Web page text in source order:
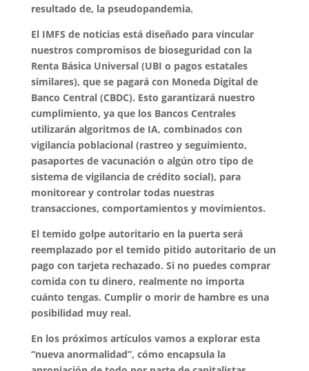
resultado de, la pseudopandemia.
El IMFS de noticias está diseñado para vincular
nuestros compromisos de bioseguridad con la
Renta Básica Universal (UBI o pagos estatales
similares), que se pagará con Moneda Digital de
Banco Central (CBDC). Esto garantizará nuestro
cumplimiento, ya que los Bancos Centrales
utilizarán algoritmos de IA, combinados con
vigilancia poblacional (rastreo y seguimiento,
pasaportes de vacunación o algún otro tipo de
sistema de vigilancia de crédito social), para
monitorear y controlar todas nuestras
transacciones, comportamientos y movimientos.
El temido golpe autoritario en la puerta será
reemplazado por el temido pitido autoritario de un
pago con tarjeta rechazado. Si no puedes comprar
comida con tu dinero, realmente no importa
cuánto tengas. Cumplir o morir de hambre es una
posibilidad muy real.
En los próximos artículos vamos a explorar esta
“nueva anormalidad”, cómo encapsula la